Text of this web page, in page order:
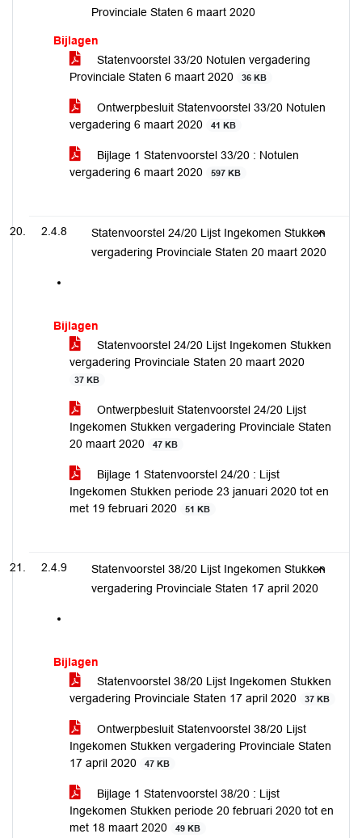
Provinciale Staten 6 maart 2020
Bijlagen
Statenvoorstel 33/20 Notulen vergadering
Provinciale Staten 6 maart 2020
36 KB
Ontwerpbesluit Statenvoorstel 33/20 Notulen
vergadering 6 maart 2020
41 KB
Bijlage 1 Statenvoorstel 33/20 : Notulen
vergadering 6 maart 2020
597 KB
2.4.8
Statenvoorstel 24/20 Lijst Ingekomen Stukken
vergadering Provinciale Staten 20 maart 2020
Bijlagen
Statenvoorstel 24/20 Lijst Ingekomen Stukken
vergadering Provinciale Staten 20 maart 2020
37 KB
Ontwerpbesluit Statenvoorstel 24/20 Lijst
Ingekomen Stukken vergadering Provinciale Staten
20 maart 2020
47 KB
Bijlage 1 Statenvoorstel 24/20 : Lijst
Ingekomen Stukken periode 23 januari 2020 tot en
met 19 februari 2020
51 KB
2.4.9
Statenvoorstel 38/20 Lijst Ingekomen Stukken
vergadering Provinciale Staten 17 april 2020
Bijlagen
Statenvoorstel 38/20 Lijst Ingekomen Stukken
vergadering Provinciale Staten 17 april 2020
37 KB
Ontwerpbesluit Statenvoorstel 38/20 Lijst
Ingekomen Stukken vergadering Provinciale Staten
17 april 2020
47 KB
Bijlage 1 Statenvoorstel 38/20 : Lijst
Ingekomen Stukken periode 20 februari 2020 tot en
met 18 maart 2020
49 KB